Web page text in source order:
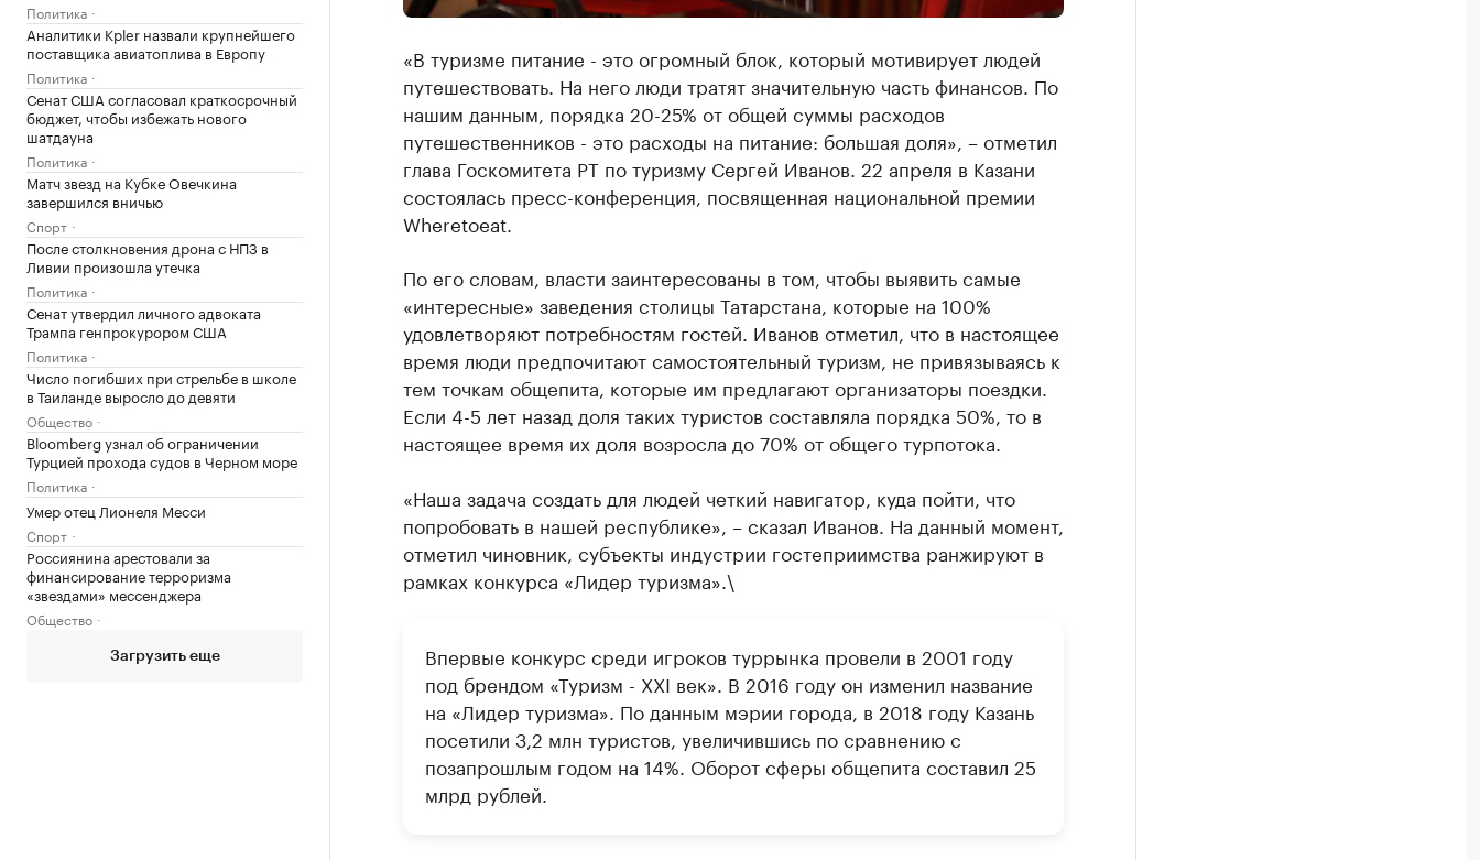
Политика
Аналитики Kpler назвали крупнейшего
поставщика авиатоплива в Европу
Политика
Сенат США согласовал краткосрочный
бюджет, чтобы избежать нового
шатдауна
Политика
Матч звезд на Кубке Овечкина
завершился вничью
Спорт
После столкновения дрона с НПЗ в
Ливии произошла утечка
Политика
Сенат утвердил личного адвоката
Трампа генпрокурором США
Политика
Число погибших при стрельбе в школе
в Таиланде выросло до девяти
Общество
Bloomberg узнал об ограничении
Турцией прохода судов в Черном море
Политика
Умер отец Лионеля Месси
Спорт
Россиянина арестовали за
финансирование терроризма
«звездами» мессенджера
Общество
Загрузить еще
«В туризме питание - это огромный блок, который мотивирует людей
путешествовать. На него люди тратят значительную часть финансов. По
нашим данным, порядка 20-25% от общей суммы расходов
путешественников - это расходы на питание: большая доля», – отметил
глава Госкомитета РТ по туризму Сергей Иванов. 22 апреля в Казани
состоялась пресс-конференция, посвященная национальной премии
Wheretoeat.
По его словам, власти заинтересованы в том, чтобы выявить самые
«интересные» заведения столицы Татарстана, которые на 100%
удовлетворяют потребностям гостей. Иванов отметил, что в настоящее
время люди предпочитают самостоятельный туризм, не привязываясь к
тем точкам общепита, которые им предлагают организаторы поездки.
Если 4-5 лет назад доля таких туристов составляла порядка 50%, то в
настоящее время их доля возросла до 70% от общего турпотока.
«Наша задача создать для людей четкий навигатор, куда пойти, что
попробовать в нашей республике», – сказал Иванов. На данный момент,
отметил чиновник, субъекты индустрии гостеприимства ранжируют в
рамках конкурса «Лидер туризма».\
Впервые конкурс среди игроков туррынка провели в 2001 году
под брендом «Туризм - XXI век». В 2016 году он изменил название
на «Лидер туризма». По данным мэрии города, в 2018 году Казань
посетили 3,2 млн туристов, увеличившись по сравнению с
позапрошлым годом на 14%. Оборот сферы общепита составил 25
млрд рублей.